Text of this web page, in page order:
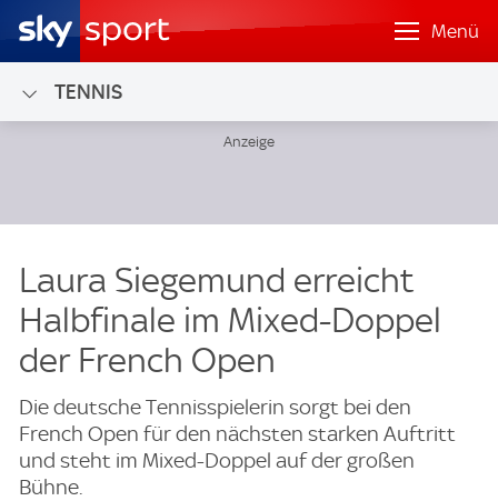
Menü
TENNIS
Laura Siegemund erreicht
Halbfinale im Mixed-Doppel
der French Open
Die deutsche Tennisspielerin sorgt bei den
French Open für den nächsten starken Auftritt
und steht im Mixed-Doppel auf der großen
Bühne.